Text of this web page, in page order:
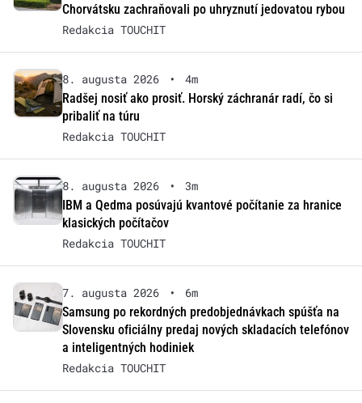
Chorvátsku zachraňovali po uhryznutí jedovatou rybou
Redakcia TOUCHIT
8. augusta 2026 •
4m
Radšej nosiť ako prosiť. Horský záchranár radí, čo si
pribaliť na túru
Redakcia TOUCHIT
8. augusta 2026 •
3m
IBM a Qedma posúvajú kvantové počítanie za hranice
klasických počítačov
Redakcia TOUCHIT
7. augusta 2026 •
6m
Samsung po rekordných predobjednávkach spúšťa na
Slovensku oficiálny predaj nových skladacích telefónov
a inteligentných hodiniek
Redakcia TOUCHIT